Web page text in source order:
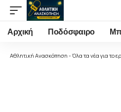
Αρχική Ποδόσφαιρο
Αθλητική Ανασκόπηση - Όλα τα νέα για το